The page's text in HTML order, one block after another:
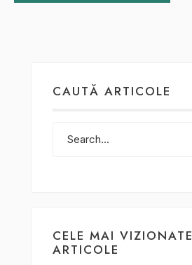
CAUTĂ ARTICOLE
CELE MAI VIZIONATE
ARTICOLE